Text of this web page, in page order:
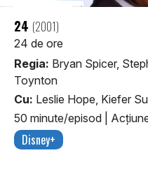
24 (2001)
24 de ore
Regia: Bryan Spicer,
Toynton
Cu: Leslie Hope, Kiefer
50 minute/episod
Disney+